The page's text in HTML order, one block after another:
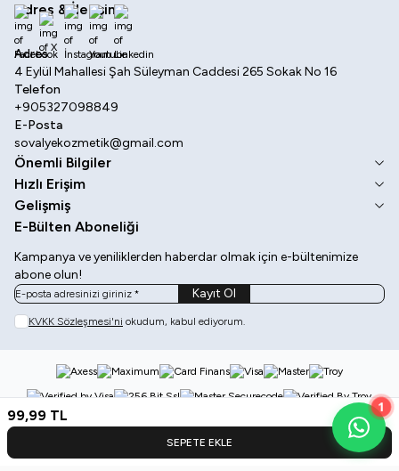
1
99,99 TL
SEPETE EKLE
Adres & İletişim
Adres
4 Eylül Mahallesi Şah Süleyman Caddesi 265 Sokak No 16
Telefon
+905327098849
E-Posta
sovalyekozmetik@gmail.com
Facebook
X İnstagram
Youtube
Önemli Bilgiler
Hızlı Erişim
Gelişmiş
E-Bülten Aboneliği
Kampanya ve yeniliklerden haberdar olmak için e-bültenimize
abone olun!
Kayıt Ol
KVKK Sözleşmesi'ni okudum, kabul ediyorum.
Kategoriler